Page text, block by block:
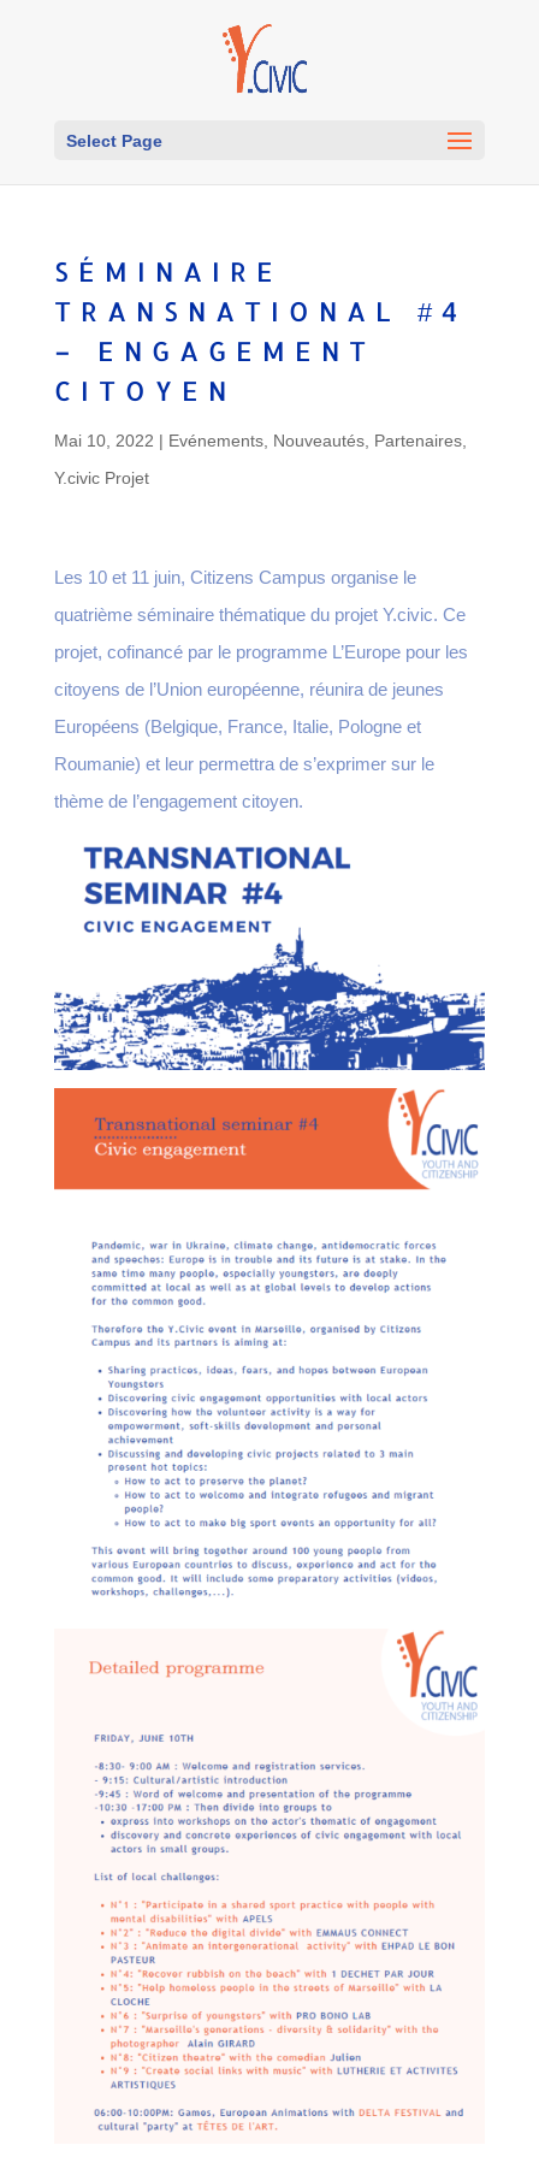
Select Page
SÉMINAIRE
TRANSNATIONAL #4
– ENGAGEMENT
CITOYEN
Mai 10, 2022 | Evénements, Nouveautés, Partenaires,
Y.civic Projet
Les 10 et 11 juin, Citizens Campus organise le
quatrième séminaire thématique du projet Y.civic. Ce
projet, cofinancé par le programme L’Europe pour les
citoyens de l’Union européenne, réunira de jeunes
Européens (Belgique, France, Italie, Pologne et
Roumanie) et leur permettra de s’exprimer sur le
thème de l’engagement citoyen.